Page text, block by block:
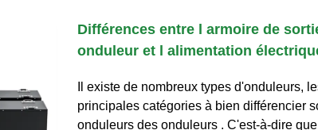
Différences entre l armoire de
onduleur et l alimentation
Il existe de nombreux types d'onduleurs,
principales catégories à bien différencier
onduleurs des onduleurs . C'est-à-dire